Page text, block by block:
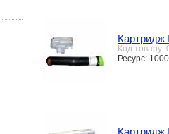
Картридж
Код товару:
Ресурс:
Картридж